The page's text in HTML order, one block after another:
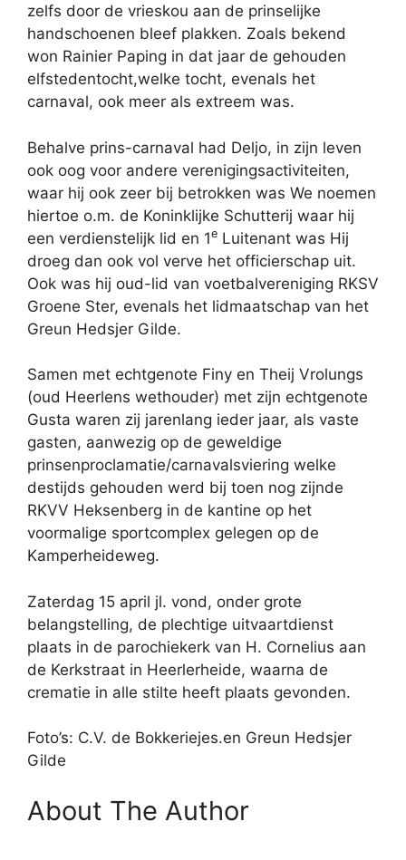
zelfs door de vrieskou aan de prinselijke
handschoenen bleef plakken. Zoals bekend
won Rainier Paping in dat jaar de gehouden
elfstedentocht,welke tocht, evenals het
carnaval, ook meer als extreem was.
Behalve prins-carnaval had Deljo, in zijn leven
ook oog voor andere verenigingsactiviteiten,
waar hij ook zeer bij betrokken was We noemen
hiertoe o.m. de Koninklijke Schutterij waar hij
een verdienstelijk lid en 1e Luitenant was Hij
droeg dan ook vol verve het officierschap uit.
Ook was hij oud-lid van voetbalvereniging RKSV
Groene Ster, evenals het lidmaatschap van het
Greun Hedsjer Gilde.
Samen met echtgenote Finy en Theij Vrolungs
(oud Heerlens wethouder) met zijn echtgenote
Gusta waren zij jarenlang ieder jaar, als vaste
gasten, aanwezig op de geweldige
prinsenproclamatie/carnavalsviering welke
destijds gehouden werd bij toen nog zijnde
RKVV Heksenberg in de kantine op het
voormalige sportcomplex gelegen op de
Kamperheideweg.
Zaterdag 15 april jl. vond, onder grote
belangstelling, de plechtige uitvaartdienst
plaats in de parochiekerk van H. Cornelius aan
de Kerkstraat in Heerlerheide, waarna de
crematie in alle stilte heeft plaats gevonden.
Foto’s: C.V. de Bokkeriejes.en Greun Hedsjer
Gilde
About The Author